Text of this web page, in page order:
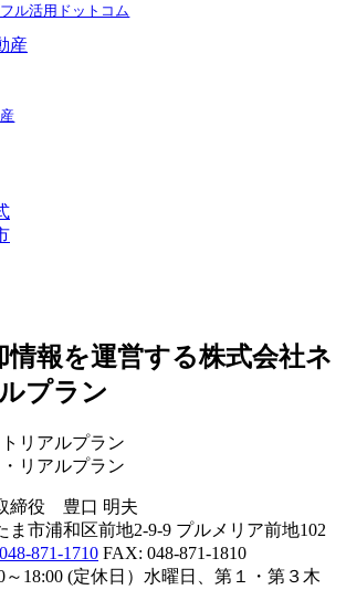
ル活用ドットコム
リアルプラン
締役 豊口 明夫
ま市浦和区前地2-9-9 プルメリア前地102
048-871-1710 FAX: 048-871-1810
～18:00 (定休日）水曜日、第１・第３木